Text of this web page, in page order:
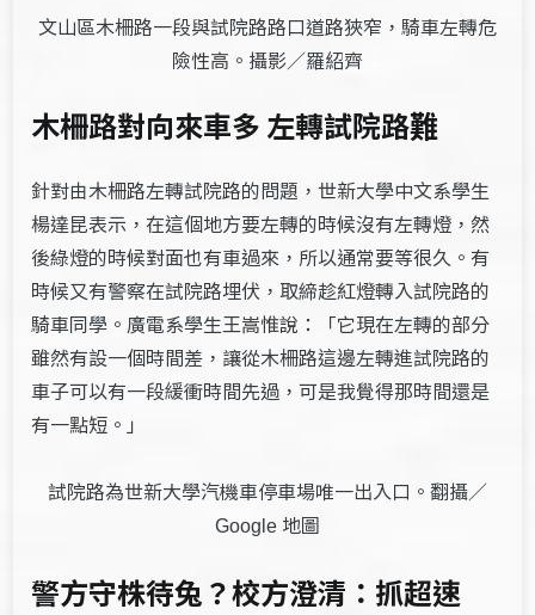
文山區木柵路一段與試院路路口道路狹窄，騎車左轉危
險性高。攝影／羅紹齊
木柵路對向來車多 左轉試院路難
針對由木柵路左轉試院路的問題，世新大學中文系學生
楊達昆表示，在這個地方要左轉的時候沒有左轉燈，然
後綠燈的時候對面也有車過來，所以通常要等很久。有
時候又有警察在試院路埋伏，取締趁紅燈轉入試院路的
騎車同學。廣電系學生王嵩惟說：「它現在左轉的部分
雖然有設一個時間差，讓從木柵路這邊左轉進試院路的
車子可以有一段緩衝時間先過，可是我覺得那時間還是
有一點短。」
試院路為世新大學汽機車停車場唯一出入口。翻攝／
Google 地圖
警方守株待兔？校方澄清：抓超速